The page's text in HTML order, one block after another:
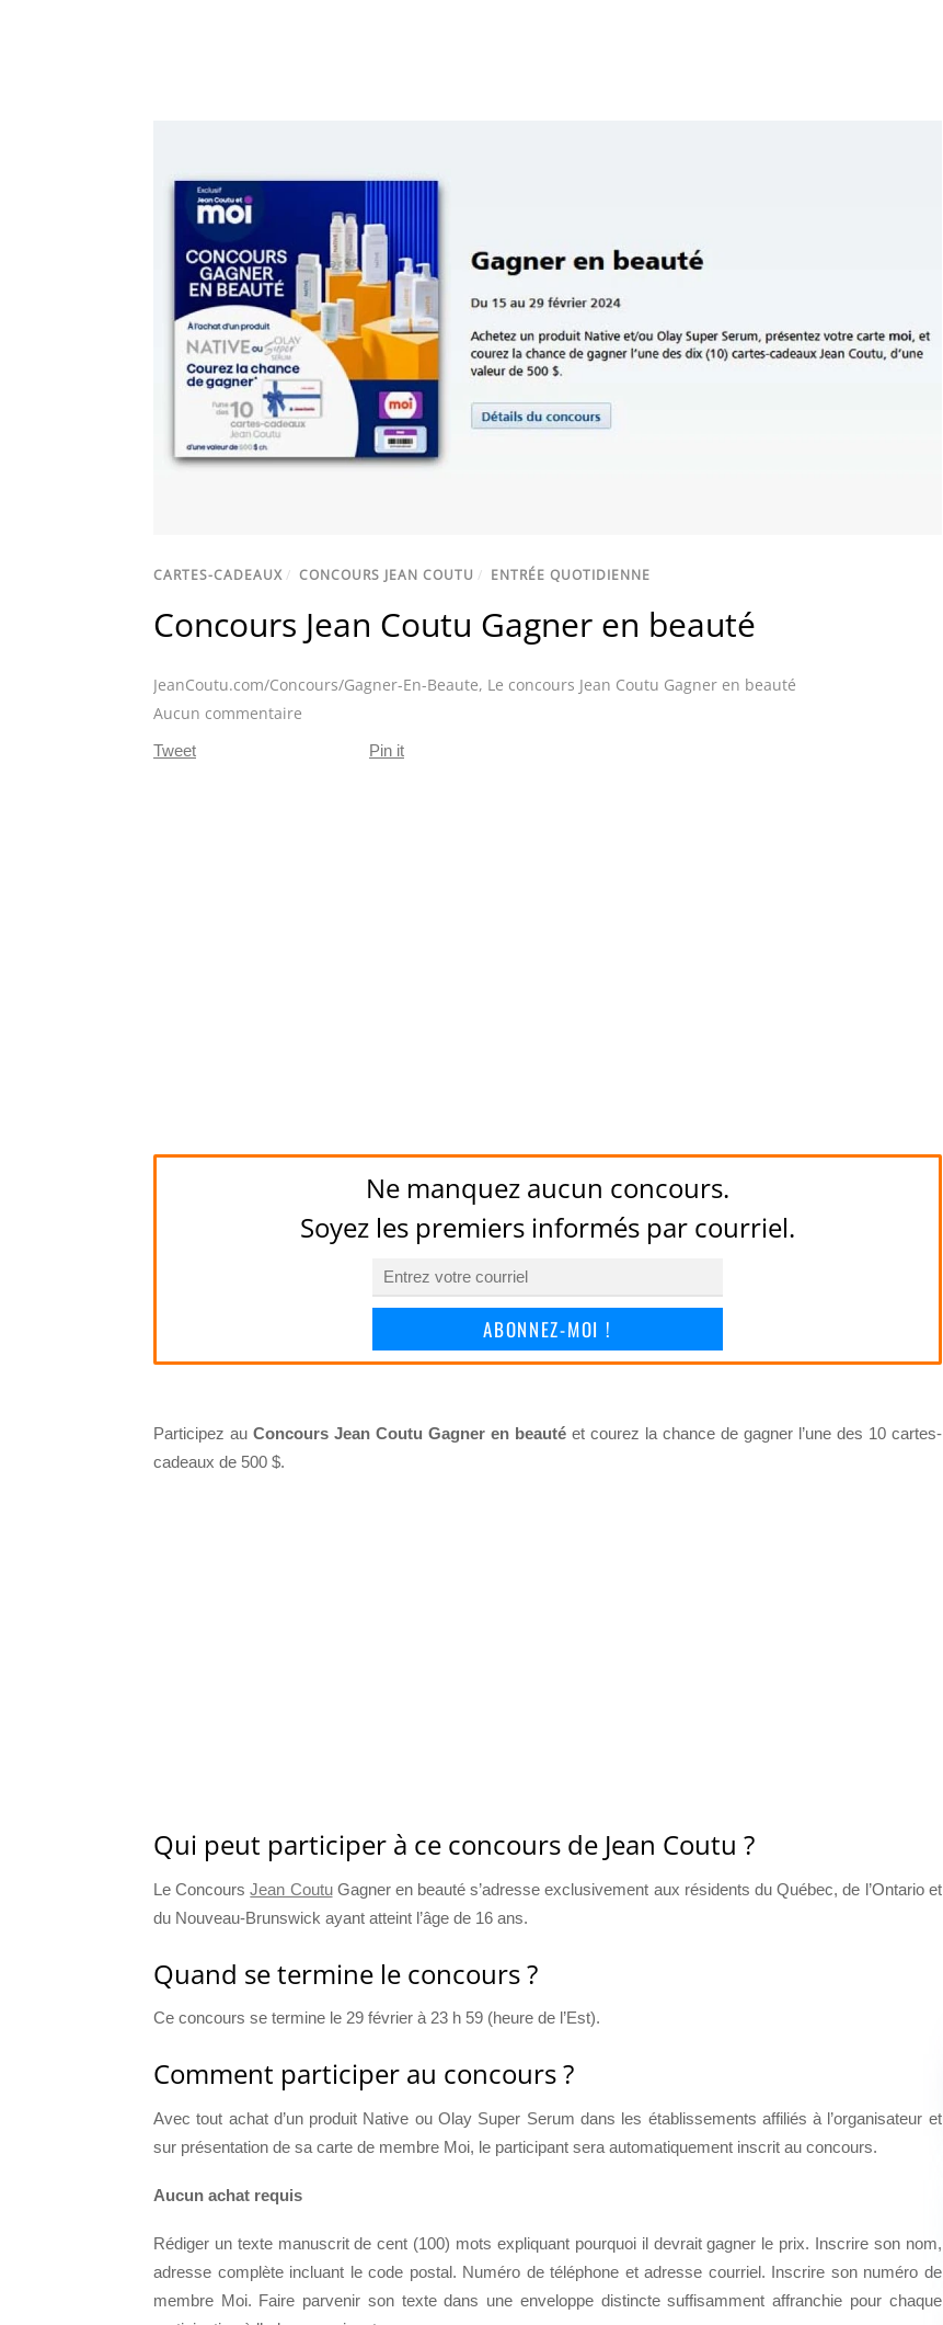
CARTES-CADEAUX/ CONCOURS JEAN COUTU / ENTRÉE QUOTIDIENNE
Concours Jean Coutu Gagner en beauté
JeanCoutu.com/Concours/Gagner-En-Beaute, Le concours Jean Coutu Gagner en beauté
Aucun commentaire
Tweet Pin it
Ne manquez aucun concours.
Soyez les premiers informés par courriel.
ABONNEZ-MOI !
Participez au Concours Jean Coutu Gagner en beautéet courez la chance de gagner l’une des 10 cartes-
cadeaux de 500 $.
Qui peut participer à ce concours de Jean Coutu ?
Le ConcoursJean CoutuGagner en beauté s’adresse exclusivement aux résidents du Québec, de l’Ontario et
du Nouveau-Brunswick ayant atteint l’âge de 16 ans.
Quand se termine le concours ?
Ce concours se termine le 29 février à 23 h 59 (heure de l’Est).
Comment participer au concours ?
Avec tout achat d’un produit Native ou Olay Super Serum dans les établissements affiliés à l’organisateur et
sur présentation de sa carte de membre Moi, le participant sera automatiquement inscrit au concours.
Aucun achat requis
Rédiger un texte manuscrit de cent (100) mots expliquant pourquoi il devrait gagner le prix. Inscrire son nom,
adresse complète incluant le code postal. Numéro de téléphone et adresse courriel. Inscrire son numéro de
membre Moi. Faire parvenir son texte dans une enveloppe distincte suffisamment affranchie pour chaque